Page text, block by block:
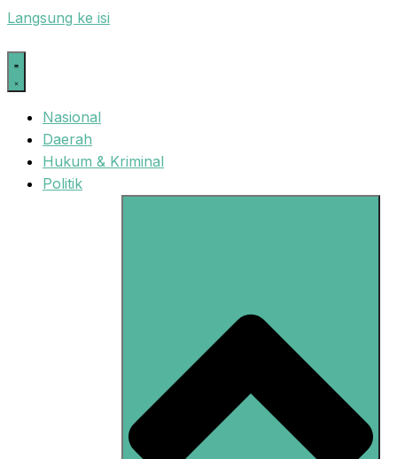
Langsung ke isi
Nasional
Daerah
Hukum & Kriminal
Politik